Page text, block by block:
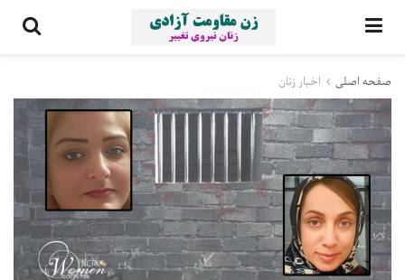
صفحه اصلی اخبار زنان